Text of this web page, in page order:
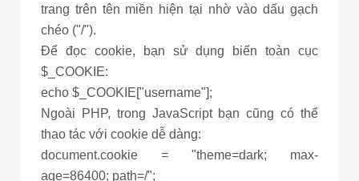
trang trên tên miền hiện tại nhờ vào dấu gạch
chéo ("/").
Để đọc cookie, bạn sử dụng biến toàn cục
$_COOKIE:
echo $_COOKIE["username"];
Ngoài PHP, trong JavaScript bạn cũng có thể
thao tác với cookie dễ dàng:
document.cookie = "theme=dark; max-
age=86400; path=/";